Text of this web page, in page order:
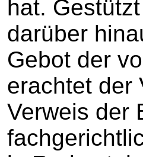
hat.
darüber
Gebot der
erachtet der
Verweis der